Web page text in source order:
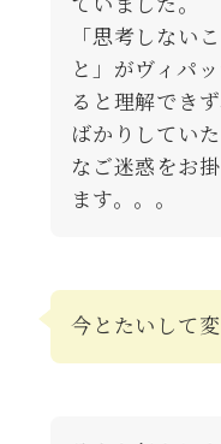
ていました。
「思考しない
と」がヴィパ
ると理解でき
ばかりしてい
なご迷惑をお
ます。。。
今とたいして